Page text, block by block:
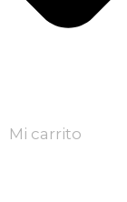
Mi carrito